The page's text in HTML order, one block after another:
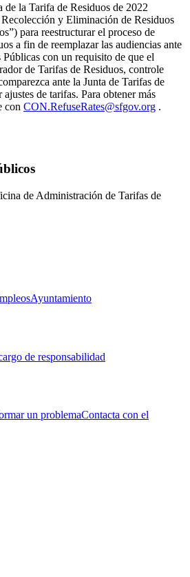
la Tarifa de Residuos de 2022
y Eliminación de Residuos
para reestructurar el proceso de
a fin de reemplazar las audiencias ante
con un requisito de que el
de Tarifas de Residuos, controle
ante la Junta de Tarifas de
de tarifas. Para obtener más
con CON.RefuseRates@sfgov.org .
de Administración de Tarifas de
Ayuntamiento
de responsabilidad
un problemaContacta con el